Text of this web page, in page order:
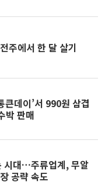
주에서 한 달 살기
큰데이’서 990원 삼겹
박 판매
시대…주류업계, 무알
공략 속도